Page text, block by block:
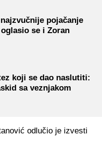
pojačanje
se i Zoran
koji se dao naslutiti:
sa veznjakom
odlučio je izvesti